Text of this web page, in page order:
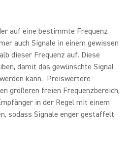
auf eine bestimmte Frequenz
auch Signale in einem gewissen
dieser Frequenz auf. Diese
damit das gewünschte Signal
kann. Preiswertere
größeren freien Frequenzbereich,
in der Regel mit einem
sodass Signale enger gestaffelt